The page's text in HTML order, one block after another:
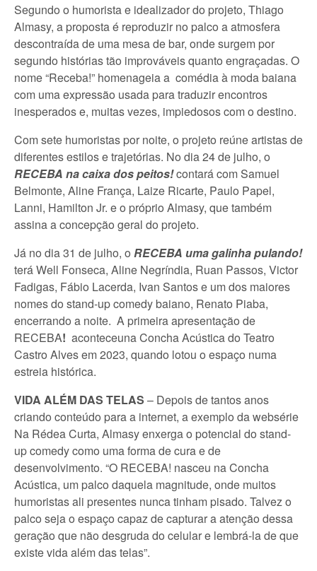
Segundo o humorista e idealizador do projeto, Thiago
Almasy, a proposta é reproduzir no palco a atmosfera
descontraída de uma mesa de bar, onde surgem por
segundo histórias tão improváveis quanto engraçadas. O
nome “Receba!” homenageia a comédia à moda baiana
com uma expressão usada para traduzir encontros
inesperados e, muitas vezes, impiedosos com o destino.
Com sete humoristas por noite, o projeto reúne artistas de
diferentes estilos e trajetórias. No dia 24 de julho, o
RECEBA na caixa dos peitos!contará com Samuel
Belmonte, Aline França, Laize Ricarte, Paulo Papel,
Lanni, Hamilton Jr. e o próprio Almasy, que também
assina a concepção geral do projeto.
Já no dia 31 de julho, o RECEBA uma galinha pulando!
terá Well Fonseca, Aline Negríndia, Ruan Passos, Victor
Fadigas, Fábio Lacerda, Ivan Santos e um dos maiores
nomes do stand-up comedy baiano, Renato Piaba,
encerrando a noite. A primeira apresentação de
RECEBA! aconteceuna Concha Acústica do Teatro
Castro Alves em 2023, quando lotou o espaço numa
estreia histórica.
VIDA ALÉM DAS TELAS – Depois de tantos anos
criando conteúdo para a internet, a exemplo da websérie
Na Rédea Curta, Almasy enxerga o potencial do stand-
up comedy como uma forma de cura e de
desenvolvimento. “O RECEBA! nasceu na Concha
Acústica, um palco daquela magnitude, onde muitos
humoristas ali presentes nunca tinham pisado. Talvez o
palco seja o espaço capaz de capturar a atenção dessa
geração que não desgruda do celular e lembrá-la de que
existe vida além das telas”.